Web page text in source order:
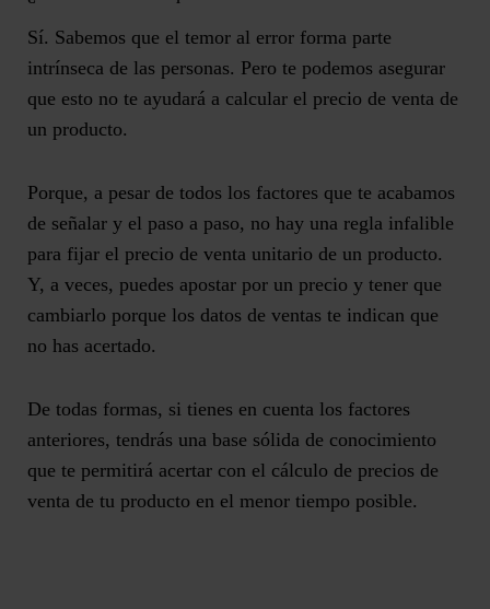
Sí. Sabemos que el temor al error forma parte
intrínseca de las personas. Pero te podemos asegurar
que esto no te ayudará a calcular el precio de venta de
un producto.
Porque, a pesar de todos los factores que te acabamos
de señalar y el paso a paso, no hay una regla infalible
para fijar el precio de venta unitario de un producto.
Y, a veces, puedes apostar por un precio y tener que
cambiarlo porque los datos de ventas te indican que
no has acertado.
De todas formas, si tienes en cuenta los factores
anteriores, tendrás una base sólida de conocimiento
que te permitirá acertar con el cálculo de precios de
venta de tu producto en el menor tiempo posible.